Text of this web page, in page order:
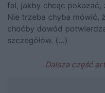
fal, jakby chcąc pokazać,
Nie trzeba chyba mówić,
choćby dowód
szczegółów. (…)